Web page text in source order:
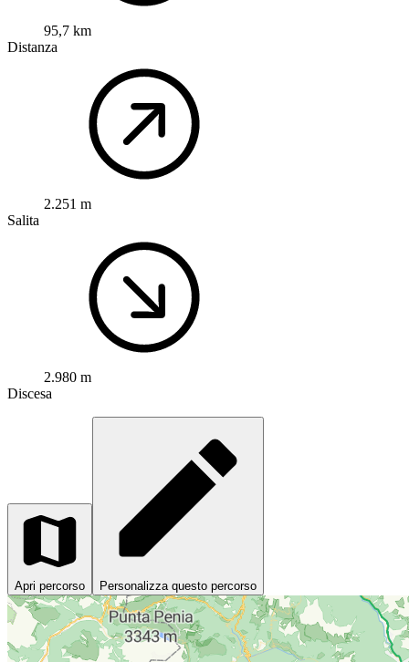
95,7 km
Distanza
2.251 m
Salita
2.980 m
Discesa
Apri percorso Personalizza questo percorso